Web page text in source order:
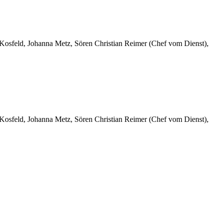
Johanna Metz, Sören Christian Reimer (Chef vom Dienst),
Johanna Metz, Sören Christian Reimer (Chef vom Dienst),